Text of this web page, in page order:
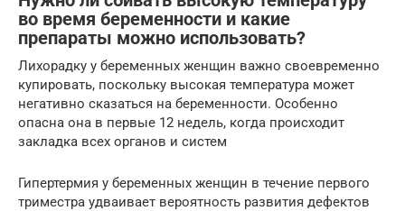
во время беременности и какие
препараты можно использовать?
Лихорадку у беременных женщин важно своевременно
купировать, поскольку высокая температура может
негативно сказаться на беременности. Особенно
опасна она в первые 12 недель, когда происходит
закладка всех органов и систем
Гипертермия у беременных женщин в течение первого
триместра удваивает вероятность развития дефектов